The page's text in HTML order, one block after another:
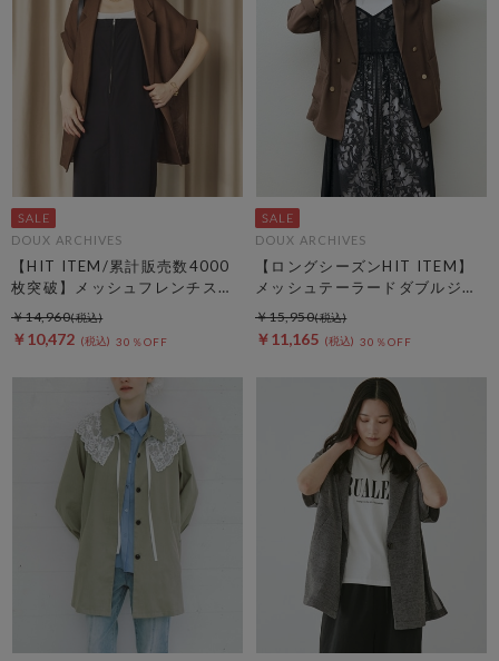
DOUX ARCHIVES
【HIT ITEM/累計販売数4000
枚突破】メッシュフレンチスリ
ーブジャケット／
￥10,472 30％OFF
￥14,960
DOUX ARCHIVES
【ロングシーズンHIT ITEM】
メッシュテーラードダブルジャ
ケット
￥11,165 30％OFF
￥15,950